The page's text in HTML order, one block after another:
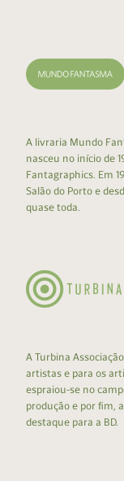
A livraria Mundo
nasceu no início de
Fantagraphics. Em
Salão do Porto e
quase toda.
A Turbina
artistas e para os
espraiou-se no
produção e por fim,
destaque para a BD.